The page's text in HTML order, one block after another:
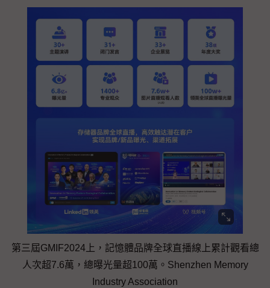
第三屆GMIF2024上，記憶體品牌全球直播線上累計觀看總
人次超7.6萬，總曝光量超100萬。Shenzhen Memory
Industry Association